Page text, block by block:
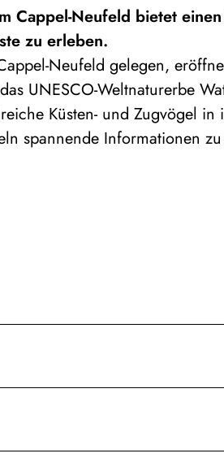
Cappel-Neufeld bietet
zu erleben.
Neufeld gelegen,
UNESCO-Weltnaturerbe
Küsten- und Zugvögel
spannende Informationen